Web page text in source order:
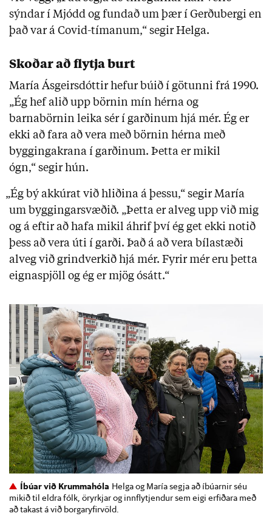
sýndar í Mjódd og fundað um þær í Gerðubergi en
það var á Covid-tímanum,“ segir Helga.
Skoðar að flytja burt
María Ásgeirsdóttir hefur búið í götunni frá 1990.
„Ég hef alið upp börnin mín hérna og
barnabörnin leika sér í garðinum hjá mér. Ég er
ekki að fara að vera með börnin hérna með
byggingakrana í garðinum. Þetta er mikil
ógn,“ segir hún.
„Ég bý akkúrat við hliðina á þessu,“ segir María
um byggingarsvæðið. „Þetta er alveg upp við mig
og á eftir að hafa mikil áhrif því ég get ekki notið
þess að vera úti í garði. Það á að vera bílastæði
alveg við grindverkið hjá mér. Fyrir mér eru þetta
eignaspjöll og ég er mjög ósátt.“
Íbúar við Krummahóla Helga og María segja að íbúarnir séu
mikið til eldra fólk, öryrkjar og innflytjendur sem eigi erfiðara með
að takast á við borgaryfirvöld.